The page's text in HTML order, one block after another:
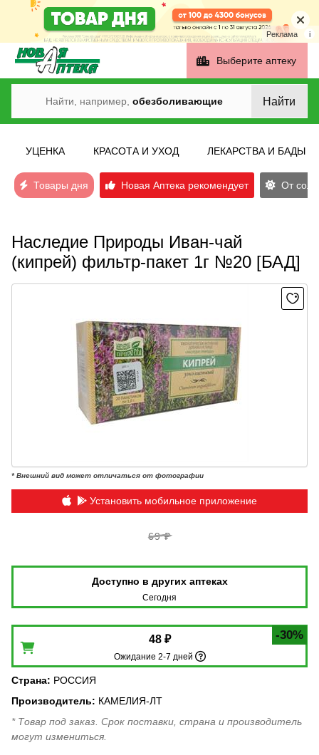
Реклама i
Выберите аптеку
Найти, например, обезболивающие Найти
УЦЕНКА КРАСОТА И УХОД ЛЕКАРСТВА И БАДЫ
Товары дня Новая Аптека рекомендует От
Наследие Природы Иван-чай
(кипрей) фильтр-пакет 1г №20 [БАД]
* Внешний вид может отличаться от фотографии
Установить мобильное приложение
69 ₽
Доступно в других аптеках
Сегодня
-30%
48 ₽
Ожидание 2-7 дней
Страна: РОССИЯ
Производитель: КАМЕЛИЯ-ЛТ
* Товар под заказ. Срок поставки, страна и производитель
могут измениться.